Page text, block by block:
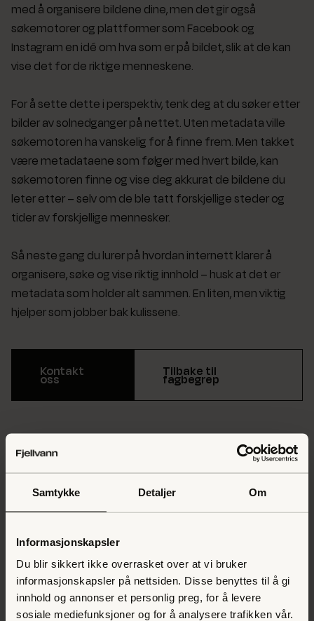
Samtykke Detaljer Om
Informasjonskapsler
Du blir sikkert ikke overrasket over at vi bruker
informasjonskapsler på nettsiden. Disse benyttes til å gi
innhold og annonser et personlig preg, for å levere
sosiale mediefunksjoner og for å analysere trafikken vår.
med å organisere bildene dine, men det gir også
søkemotorer og plattformer som Facebook og
Instagram en idé om hva som er på bildet, slik at de kan
vise det for de riktige menneskene.
For å sette dette i perspektiv, tenk deg at du søker etter
bilder av solnedganger på nettet. Uten metadata ville
søkemotoren ha vanskelig for å finne frem. Men takket
være metadataene som følger med hvert bilde, kan
søkemotoren finne og vise deg akkurat de bildene du
leter etter – selv om de ble tatt forskjellige steder og
tider av forskjellige mennesker.
Så neste gang du lurer på hvordan internett klarer å
organisere, søke og vise riktig innhold – husk at det er
metadata som holder alt sammen. En liten, men viktig
hjelper som jobber bak kulissene.
Kontakt
oss
Tilbake til
fagbegrep
Andre fagbegrep
Hva er merkevareidentitet?
Hva er brukersentrert design?
Hva er en visuell profil?
Hva er en designprosess?